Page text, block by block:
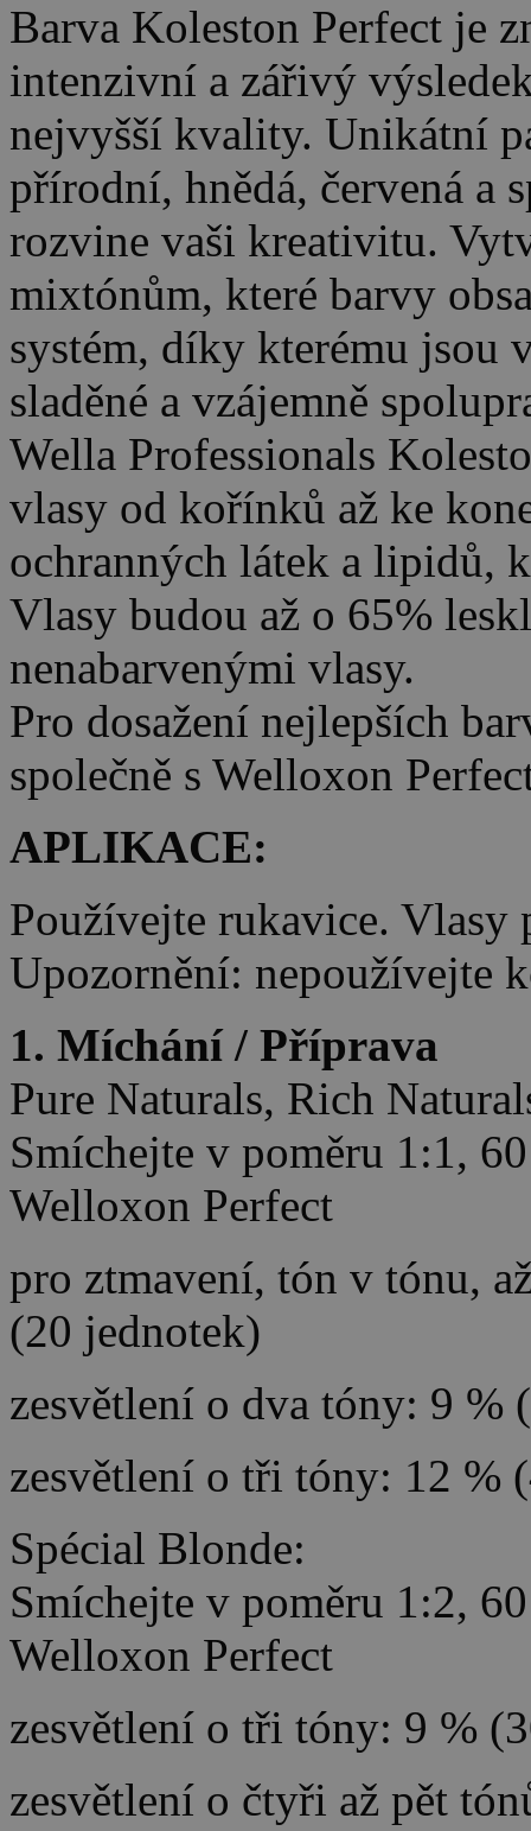
Barva Koleston Perfect je
intenzivní a zářivý
nejvyšší kvality. Unikátní
přírodní, hnědá, červená a
rozvine vaši kreativitu.
mixtónům, které barvy
systém, díky kterému jsou
sladěné a vzájemně
Wella Professionals
vlasy od kořínků až ke
ochranných látek a lipidů,
Vlasy budou až o 65%
nenabarvenými vlasy.
Pro dosažení nejlepších
společně s Welloxon
APLIKACE:
Používejte rukavice. Vlasy
Upozornění: nepoužívejte
1. Míchání / Příprava
Pure Naturals, Rich
Smíchejte v poměru 1:1,
Welloxon Perfect
pro ztmavení, tón v tónu,
(20 jednotek)
zesvětlení o dva tóny: 9 %
zesvětlení o tři tóny: 12 %
Spécial Blonde:
Smíchejte v poměru 1:2,
Welloxon Perfect
zesvětlení o tři tóny: 9 %
zesvětlení o čtyři až pět